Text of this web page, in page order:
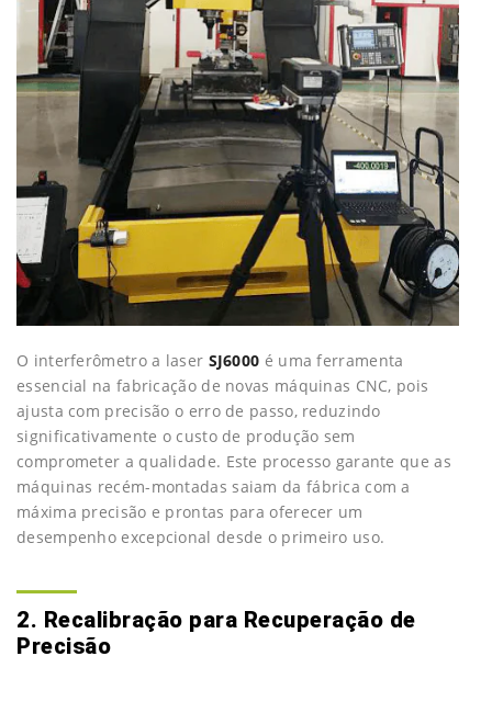
O interferômetro a laser SJ6000 é uma ferramenta
essencial na fabricação de novas máquinas CNC, pois
ajusta com precisão o erro de passo, reduzindo
significativamente o custo de produção sem
comprometer a qualidade. Este processo garante que as
máquinas recém-montadas saiam da fábrica com a
máxima precisão e prontas para oferecer um
desempenho excepcional desde o primeiro uso.
2. Recalibração para Recuperação de
Precisão